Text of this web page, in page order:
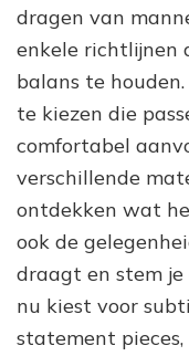
dragen van
enkele richtlijnen
balans te
te kiezen die
comfortabel
verschillende
ontdekken wat
ook de
draagt en stem je
nu kiest voor
statement